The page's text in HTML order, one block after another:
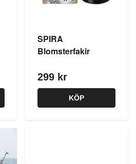
SPIRA
Blomsterfakir
299 kr
KÖP